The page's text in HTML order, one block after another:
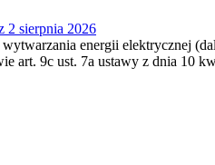
2 sierpnia 2026
energii elektrycznej
art. 9c ust. 7a ustawy z dnia 10